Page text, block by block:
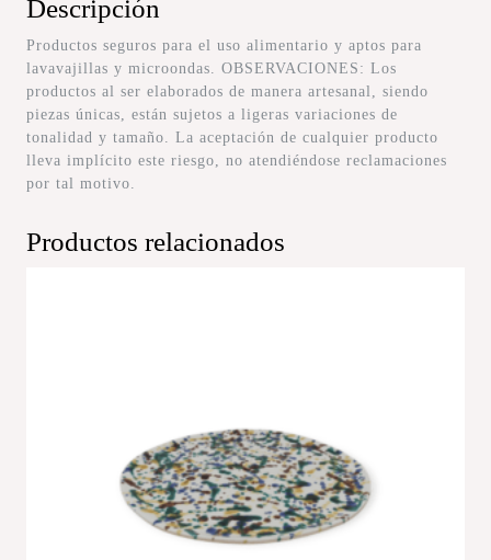
Descripción
Productos seguros para el uso alimentario y aptos para
lavavajillas y microondas. OBSERVACIONES: Los
productos al ser elaborados de manera artesanal, siendo
piezas únicas, están sujetos a ligeras variaciones de
tonalidad y tamaño. La aceptación de cualquier producto
lleva implícito este riesgo, no atendiéndose reclamaciones
por tal motivo.
Productos relacionados